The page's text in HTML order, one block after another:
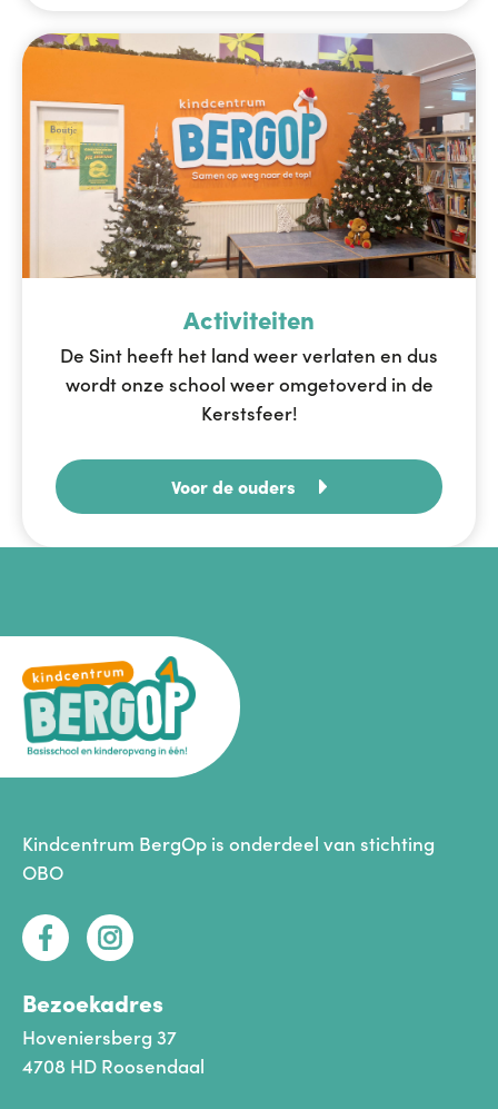
Activiteiten
De Sint heeft het land weer verlaten en dus
wordt onze school weer omgetoverd in de
Kerstsfeer!
Voor de ouders
Kindcentrum BergOp is onderdeel van stichting
OBO
Bezoekadres
Hoveniersberg 37
4708 HD Roosendaal